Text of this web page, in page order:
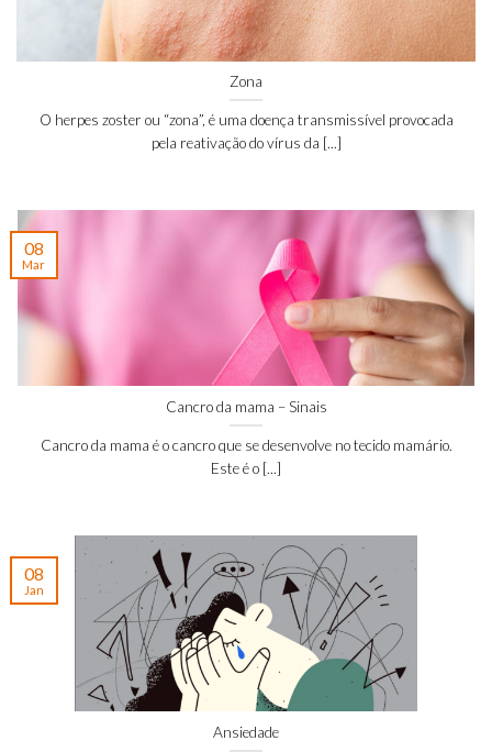
Zona
O herpes zoster ou “zona”, é uma doença transmissível provocada
pela reativação do vírus da [...]
Cancro da mama – Sinais
Cancro da mama é o cancro que se desenvolve no tecido mamário.
Este é o [...]
08
Mar
Ansiedade
08
Jan